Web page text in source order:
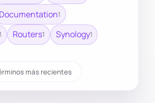
Documentation1
Routers1 Synology1
más recientes